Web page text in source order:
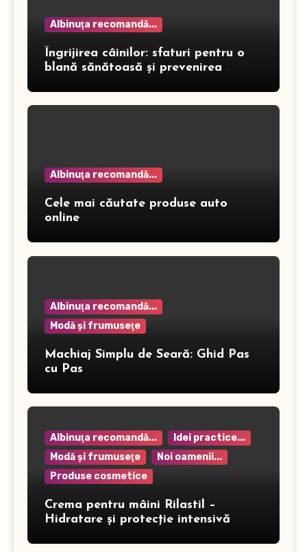
Albinuţa recomandă...
Îngrijirea câinilor: sfaturi pentru o
blană sănătoasă și prevenirea
Albinuţa recomandă...
Cele mai căutate produse auto
online
Albinuţa recomandă...
Modă şi frumuseţe
Machiaj Simplu de Seară: Ghid Pas
cu Pas
Albinuţa recomandă...
Idei practice...
Modă şi frumuseţe
Noi oamenii...
Produse cosmetice
Crema pentru mâini Rilastil –
Hidratare și protecție intensivă